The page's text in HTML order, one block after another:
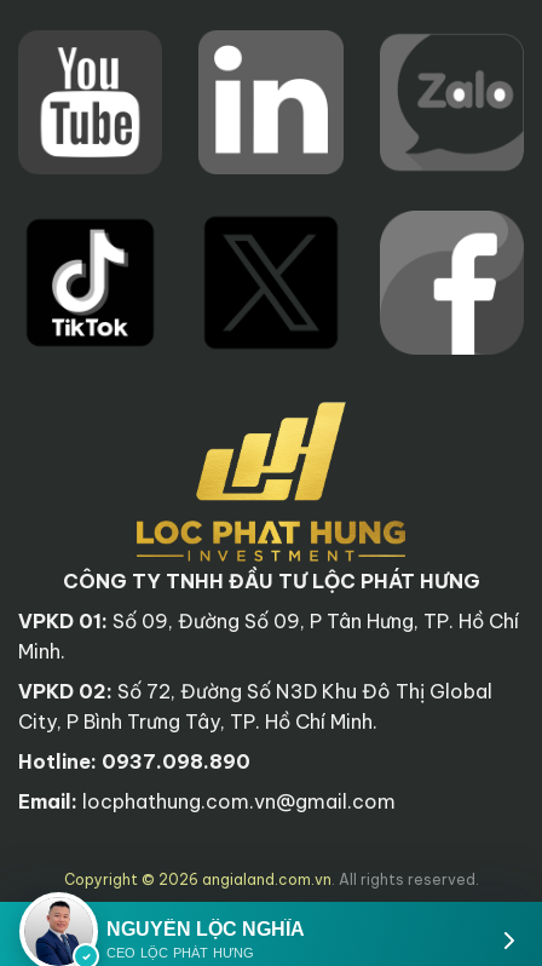
CÔNG TY TNHH ĐẦU TƯ LỘC PHÁT HƯNG
VPKD 01: Số 09, Đường Số 09, P Tân Hưng, TP. Hồ Chí
Minh.
VPKD 02: Số 72, Đường Số N3D Khu Đô Thị Global
City, P Bình Trưng Tây, TP. Hồ Chí Minh.
Hotline: 0937.098.890
Email: locphathung.com.vn@gmail.com
Copyright © 2026 angialand.com.vn. All rights reserved.
NGUYỄN LỘC NGHĨA
CEO LỘC PHÁT HƯNG